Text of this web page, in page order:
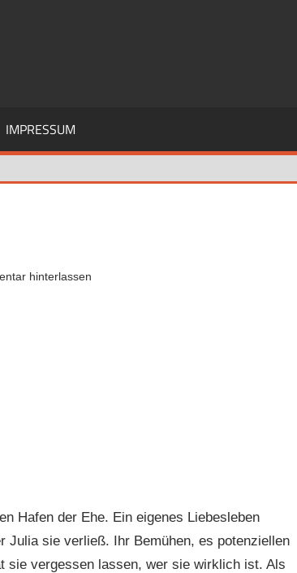
IMPRESSUM
hinterlassen
Hafen der Ehe. Ein eigenes Liebesleben
Julia sie verließ. Ihr Bemühen, es potenziellen
sie vergessen lassen, wer sie wirklich ist. Als